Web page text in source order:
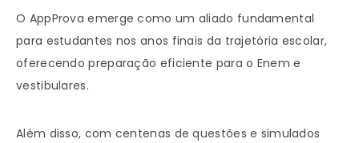
O AppProva emerge como um aliado fundamental
para estudantes nos anos finais da trajetória escolar,
oferecendo preparação eficiente para o Enem e
vestibulares.
Além disso, com centenas de questões e simulados